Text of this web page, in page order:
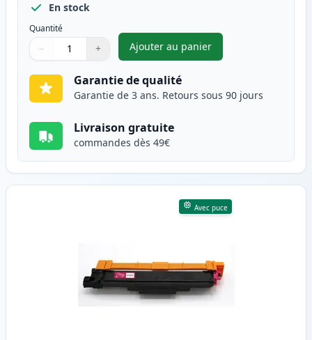
En stock
Quantité
Quantité
Utilisez les boutons pour ajuster
− +
Quantité
Ajouter au panier
,Brother TN247 (TN243)
Garantie de qualité
Garantie de 3 ans. Retours sous 90 jours
Livraison gratuite
commandes dès 49€
Avec puce